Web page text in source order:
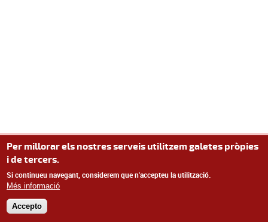
Per millorar els nostres serveis utilitzem galetes pròpies
i de tercers.
Si continueu navegant, considerem que n'accepteu la utilització.
Més informació
Accepto